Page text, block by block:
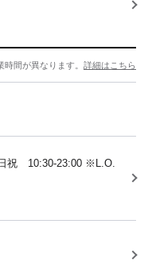
時間が異なります。 詳細はこちら
祝 10:30-23:00 ※L.O.